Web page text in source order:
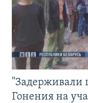
"Задерживали
Гонения на